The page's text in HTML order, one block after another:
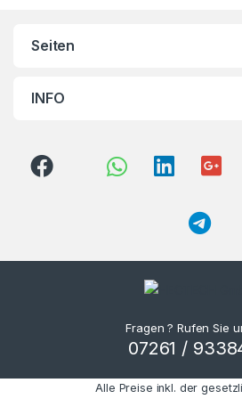
Seiten
INFO
Fragen ? Rufen Sie
07261 /
Alle Preise inkl. der